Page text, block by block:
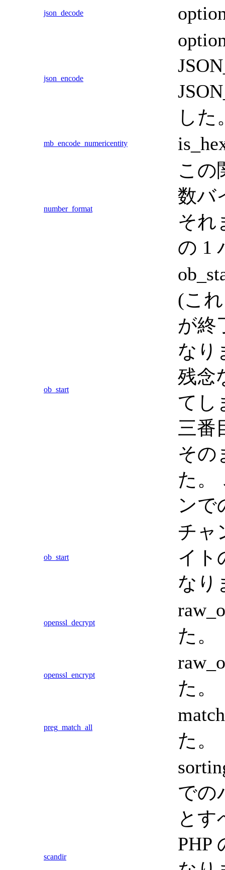
json_decode
json_encode
した
mb_encode_numericentity
number_format
この
数バ
それ
の 1
ob_start
(こ
が終
なり
残念
てし
三番
その
た。
ンで
ob_start
チャ
イト
なり
openssl_decrypt
た。
openssl_encrypt
た。
preg_match_all
た。
scandir
での
とす
PHP